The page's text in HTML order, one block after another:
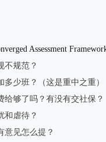
Assessment
不规范？
多少班？（这是重中之重）
给够了吗？有没有交社保？
和虐待？
意见怎么提？